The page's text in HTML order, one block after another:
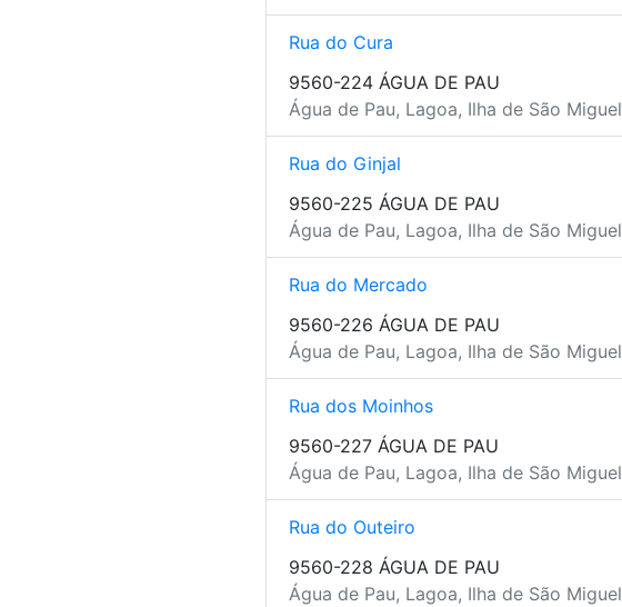
Rua do Cura
9560-224 ÁGUA DE PAU
Água de Pau, Lagoa, Ilha de São Miguel
Rua do Ginjal
9560-225 ÁGUA DE PAU
Água de Pau, Lagoa, Ilha de São Miguel
Rua do Mercado
9560-226 ÁGUA DE PAU
Água de Pau, Lagoa, Ilha de São Miguel
Rua dos Moinhos
9560-227 ÁGUA DE PAU
Água de Pau, Lagoa, Ilha de São Miguel
Rua do Outeiro
9560-228 ÁGUA DE PAU
Água de Pau, Lagoa, Ilha de São Miguel